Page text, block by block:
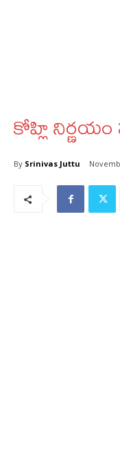
కోహ్లి నిర్ణయం
By Srinivas Juttu